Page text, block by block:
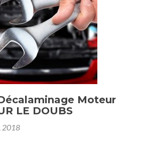
Moteur
LE DOUBS
2018